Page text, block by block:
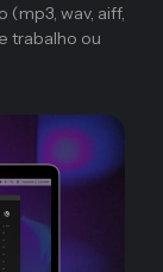
wav, aiff,
trabalho ou